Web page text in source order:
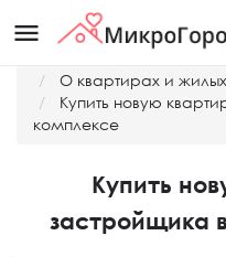
menu
О квартирах и
Купить новую
комплексе
Купить
застройщика